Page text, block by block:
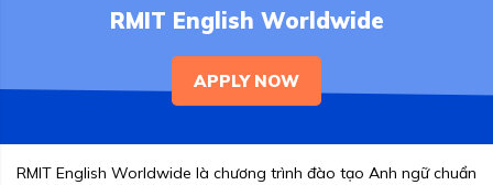
RMIT English Worldwide
APPLY NOW
RMIT English Worldwide là chương trình đào tạo Anh ngữ chuẩn